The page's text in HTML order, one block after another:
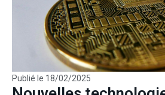
Publié le 18/02/2025